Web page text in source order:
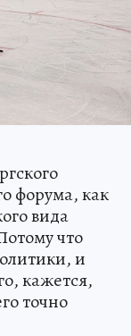
форума, как
вида
что
и
кажется,
точно